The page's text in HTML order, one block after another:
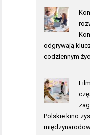
odgrywają
codziennym
Polskie kino